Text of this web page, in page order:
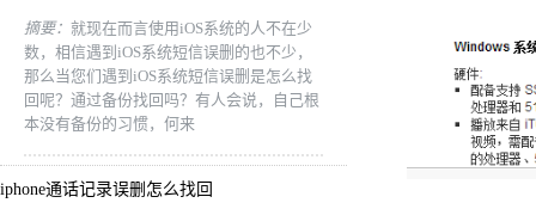
摘要： 就现在而言使用iOS系统的人不在少
数，相信遇到iOS系统短信误删的也不少，
那么当您们遇到iOS系统短信误删是怎么找
回呢？通过备份找回吗？有人会说，自己根
本没有备份的习惯，何来
iphone通话记录误删怎么找回